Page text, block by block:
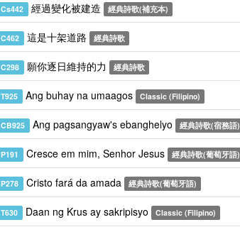
Cs442 經過變化被建造 經典詩歌(補充本)
C462 這是十架道路 經典詩歌
C298 願你逐日維持的力 經典詩歌
T925 Ang buhay na umaagos Classic (Filipino)
CB925 Ang pagsangyaw's ebanghelyo 經典詩歌(宿務語)
P191 Cresce em mim, Senhor Jesus 經典詩歌(葡萄牙語)
P278 Cristo fará da amada 經典詩歌(葡萄牙語)
T630 Daan ng Krus ay sakripisyo Classic (Filipino)